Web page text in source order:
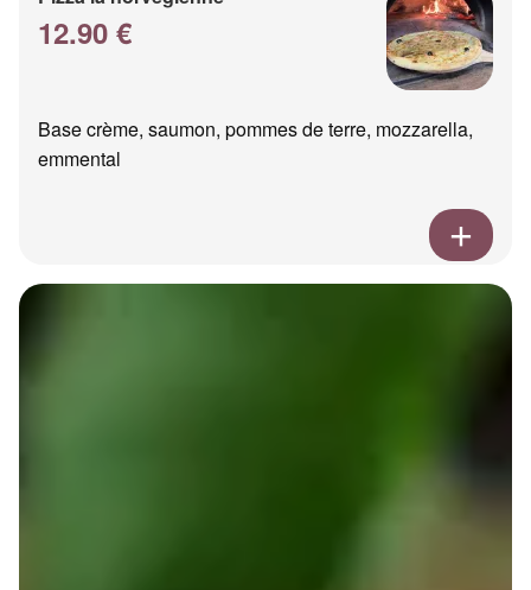
12.90 €
Base crème, saumon, pommes de terre, mozzarella,
emmental